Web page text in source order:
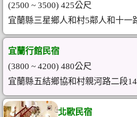
(2500 ~ 3500) 425公尺
宜蘭縣三星鄉人和村5鄰人和十一
宜蘭行館民宿
(3800 ~ 4200) 480公尺
宜蘭縣五結鄉協和村親河路二段
北歐民宿